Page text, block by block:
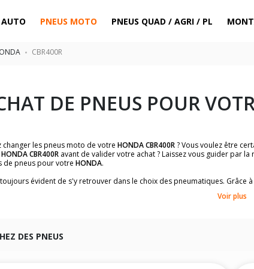
AUTO PNEUS MOTO PNEUS QUAD / AGRI / PL
CBR400R
DE PNEUS POUR
changer les pneus moto de votre HONDA CBR400R? Vous voulez être
HONDA CBR400R avant de valider votre achat ? Laissez vous guider par
de pneus pour votre HONDA.
évident de s'y retrouver dans le choix des pneumatiques. Grâce
pas comment trouver les dimensions de vos pneus ? Ces
Voir plus
DES PNEUS